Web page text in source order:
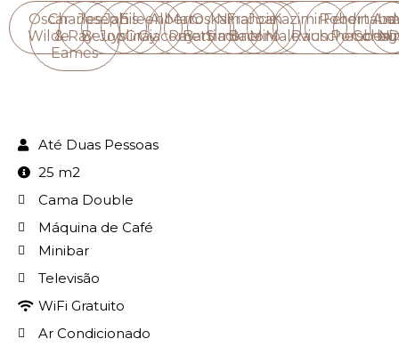
Oscar
Wilde
Charles
& Ray
Eames
Joseph
Beuys
Janis
Joplin
Eileen
Gray
Alberto
Giacometti
Man
Ray
Oskar
Barnack
Nina
Simone
Francis
Bacon
Joan
Miró
Kazimir
Malevich
Robert
Rauschenberg
Ferdinand
Porsche
Le
Até Duas Pessoas
25 m2
Cama Double
Máquina de Café
Minibar
Televisão
WiFi Gratuito
Ar Condicionado